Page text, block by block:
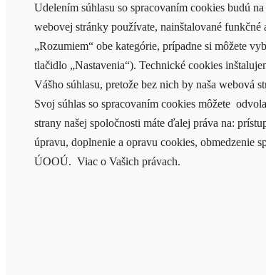
Udelením súhlasu so spracovaním cookies budú
webovej stránky používate, nainštalované
„Rozumiem“ obe kategórie, prípadne si môžete
tlačidlo „Nastavenia“). Technické cookies
Vášho súhlasu, pretože bez nich by naša webová
Svoj súhlas so spracovaním cookies môžete
strany našej spoločnosti máte ďalej práva na:
úpravu, doplnenie a opravu cookies, obmedzenie
ÚOOÚ. Viac o Vašich právach.